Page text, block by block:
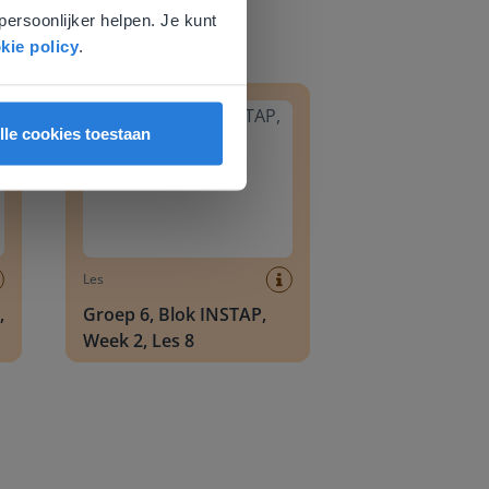
helpen. Je kunt
policy.
cookies toestaan
Les
Groep 6, Blok INSTAP,
Week 2, Les 8